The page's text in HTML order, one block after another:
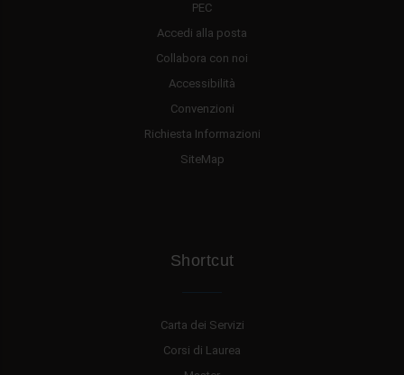
PEC
Accedi alla posta
Collabora con noi
Accessibilità
Convenzioni
Richiesta Informazioni
SiteMap
Shortcut
Carta dei Servizi
Corsi di Laurea